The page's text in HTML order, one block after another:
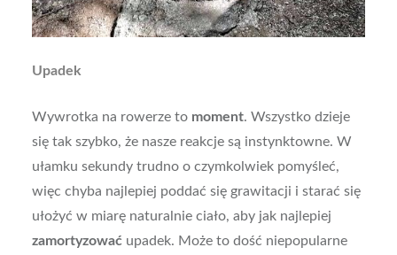
Upadek
Wywrotka na rowerze to moment. Wszystko dzieje
się tak szybko, że nasze reakcje są instynktowne. W
ułamku sekundy trudno o czymkolwiek pomyśleć,
więc chyba najlepiej poddać się grawitacji i starać się
ułożyć w miarę naturalnie ciało, aby jak najlepiej
zamortyzowaćupadek. Może to dość niepopularne